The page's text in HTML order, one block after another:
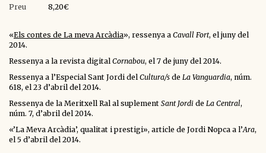
Preu
8,20€
«Els contes de La meva Arcàdia», ressenya a Cavall Fort, el juny del
2014.
Ressenya a la revista digitalCornabou, el 7 de juny del 2014.
Ressenya a l’Especial Sant Jordi delCultura/s de La Vanguardia, núm.
618, el 23 d’abril del 2014.
Ressenya de la Meritxell Ral al suplement Sant Jordi de La Central,
núm. 7, d’abril del 2014.
«’La Meva Arcàdia’, qualitat i prestigi», article de Jordi Nopca a l’Ara,
el 5 d’abril del 2014.